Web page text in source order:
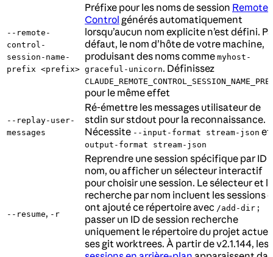
--remote-
control-
session-name-
prefix <prefix>
Préfixe pour les noms de session Remote
Control générés automatiquement
lorsqu’aucun nom explicite n’est défini.
défaut, le nom d’hôte de votre machine,
produisant des noms comme myhost-
graceful-unicorn. Définissez
pour le même effet
--replay-user-
messages
Ré-émettre les messages utilisateur de
stdin sur stdout pour la reconnaissance.
Nécessite --input-format stream-json et
output-format stream-json
--resume, -r
Reprendre une session spécifique par ID
nom, ou afficher un sélecteur interactif
pour choisir une session. Le sélecteur et la
recherche par nom incluent les sessions
ont ajouté ce répertoire avec /add-dir ;
passer un ID de session recherche
uniquement le répertoire du projet actuel
ses git worktrees. À partir de v2.1.144, les